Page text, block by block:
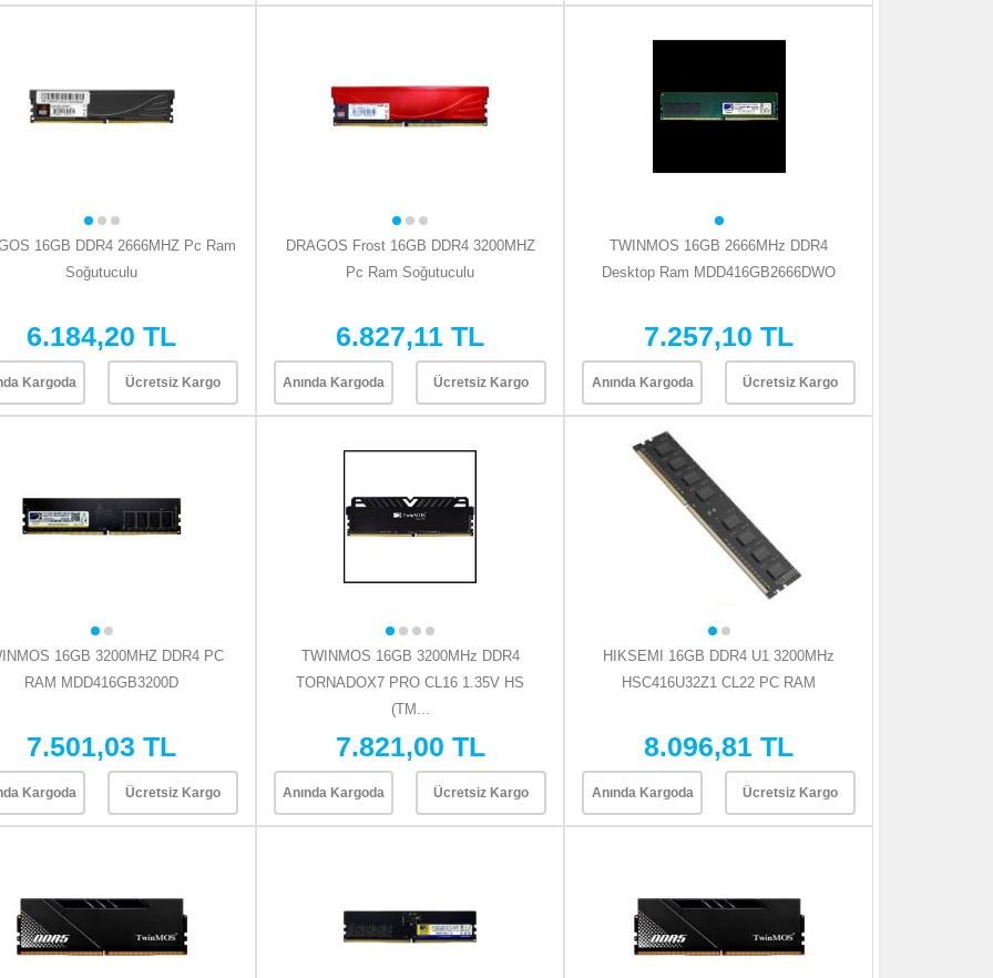
16GB DDR4 2666MHZ Pc Ram
Soğutuculu
6.184,20 TL
Kargoda Ücretsiz Kargo
DRAGOS Frost 16GB DDR4 3200MHZ
Pc Ram Soğutuculu
6.827,11 TL
Anında Kargoda Ücretsiz Kargo
TWINMOS 16GB 2666MHz DDR4
Desktop Ram MDD416GB2666DWO
7.257,10 TL
Anında Kargoda Ücretsiz Kargo
16GB 3200MHZ DDR4 PC
RAM MDD416GB3200D
7.501,03 TL
Kargoda Ücretsiz Kargo
TWINMOS 16GB 3200MHz DDR4
TORNADOX7 PRO CL16 1.35V HS
(TM...
7.821,00 TL
Anında Kargoda Ücretsiz Kargo
HIKSEMI 16GB DDR4 U1 3200MHz
HSC416U32Z1 CL22 PC RAM
8.096,81 TL
Anında Kargoda Ücretsiz Kargo